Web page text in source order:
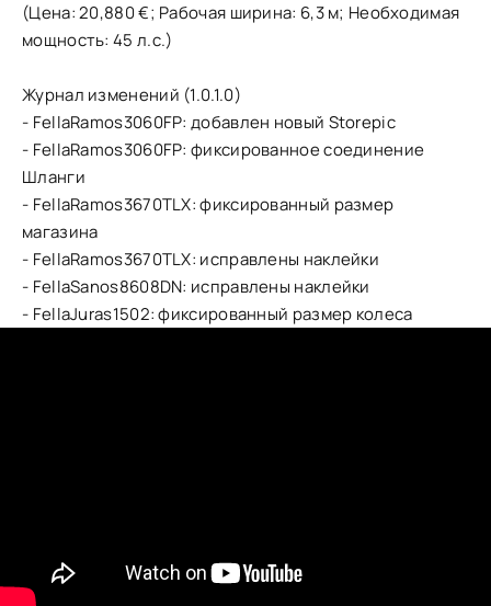
(Цена: 20,880 €; Рабочая ширина: 6,3 м; Необходимая
мощность: 45 л.с.)
Журнал изменений (1.0.1.0)
- FellaRamos3060FP: добавлен новый Storepic
- FellaRamos3060FP: фиксированное соединение
Шланги
- FellaRamos3670TLX: фиксированный размер
магазина
- FellaRamos3670TLX: исправлены наклейки
- FellaSanos8608DN: исправлены наклейки
- FellaJuras1502: фиксированный размер колеса